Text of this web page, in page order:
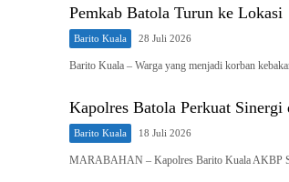
Pemkab Batola Turun ke Lokasi
Barito Kuala 28 Juli 2026
Barito Kuala – Warga yang menjadi korban
Kapolres Batola Perkuat Sinergi
Barito Kuala 18 Juli 2026
MARABAHAN – Kapolres Barito Kuala AKBP